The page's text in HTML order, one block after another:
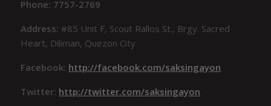
Phone: 7757-2769
Address:#85 Unit F, Scout Rallos St., Brgy. Sacred
Heart, Diliman, Quezon City
Facebook: http://facebook.com/saksingayon
Twitter: http://twitter.com/saksingayon